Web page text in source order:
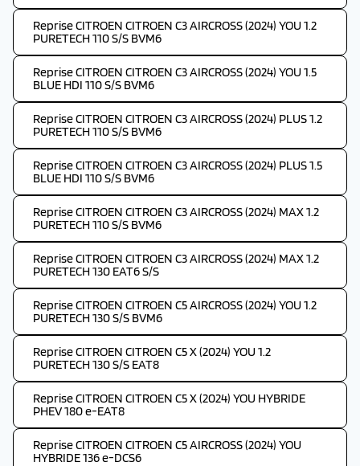
Reprise CITROEN CITROEN C3 AIRCROSS (2024) YOU 1.2
PURETECH 110 S/S BVM6
Reprise CITROEN CITROEN C3 AIRCROSS (2024) YOU 1.5
BLUE HDI 110 S/S BVM6
Reprise CITROEN CITROEN C3 AIRCROSS (2024) PLUS 1.2
PURETECH 110 S/S BVM6
Reprise CITROEN CITROEN C3 AIRCROSS (2024) PLUS 1.5
BLUE HDI 110 S/S BVM6
Reprise CITROEN CITROEN C3 AIRCROSS (2024) MAX 1.2
PURETECH 110 S/S BVM6
Reprise CITROEN CITROEN C3 AIRCROSS (2024) MAX 1.2
PURETECH 130 EAT6 S/S
Reprise CITROEN CITROEN C5 AIRCROSS (2024) YOU 1.2
PURETECH 130 S/S BVM6
Reprise CITROEN CITROEN C5 X (2024) YOU 1.2
PURETECH 130 S/S EAT8
Reprise CITROEN CITROEN C5 X (2024) YOU HYBRIDE
PHEV 180 e-EAT8
Reprise CITROEN CITROEN C5 AIRCROSS (2024) YOU
HYBRIDE 136 e-DCS6